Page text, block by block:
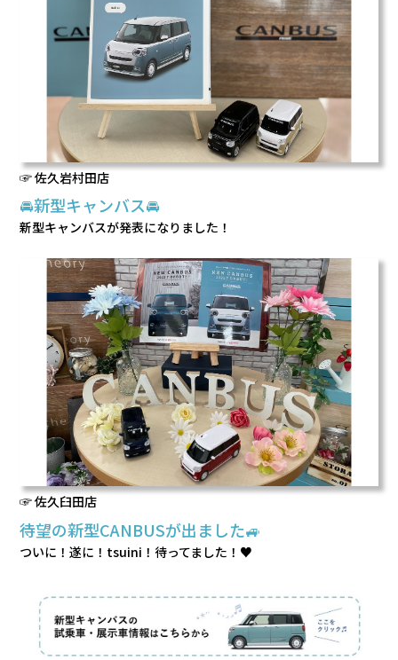
☞ 佐久岩村田店
🚘新型キャンバス🚘
新型キャンバスが発表になりました！
☞ 佐久臼田店
待望の新型CANBUSが出ました🚙
ついに！遂に！tsuini！待ってました！♥